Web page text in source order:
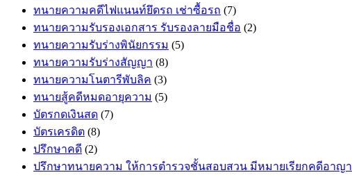
ทนายความคดีไฟแนนท์ยึดรถ เช่าซื้อรถ (7)
ทนายความรับรองเอกสาร รับรองลายมือชื่อ (2)
ทนายความรับร่างพินัยกรรม (5)
ทนายความรับร่างสัญญา (8)
ทนายความโนตารีพับลิค (3)
ทนายสู้คดีหมดอายุความ (5)
บัตรกดเงินสด (7)
บัตรเครดิต (8)
ปรึกษาคดี (2)
ปรึกษาทนายความ ให้การตำรวจชั้นสอบสวน มีหมายเรียกคดีอาญา